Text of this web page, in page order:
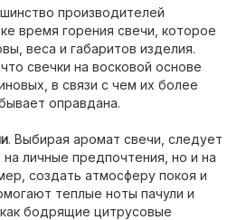
производителей
время горения свечи, которое
веса и габаритов изделия.
свечки на восковой основе
в связи с чем их более
оправдана.
. Выбирая аромат свечи, следует
личные предпочтения, но и на
создать атмосферу покоя и
теплые ноты пачули и
бодрящие цитрусовые